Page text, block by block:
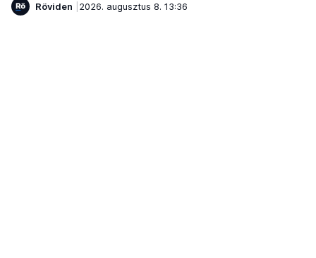
Röviden
2026. augusztus 8. 13:36